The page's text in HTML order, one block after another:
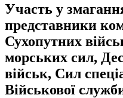
Участь у
представники
Сухопутних
морських сил,
військ, Сил
Військової